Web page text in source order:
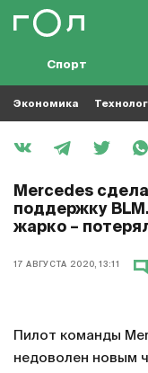
Спорт
Экономика
Mercedes
поддержку
жарко –
17 АВГУСТА 2020, 13:11
Пилот команды
недоволен новым